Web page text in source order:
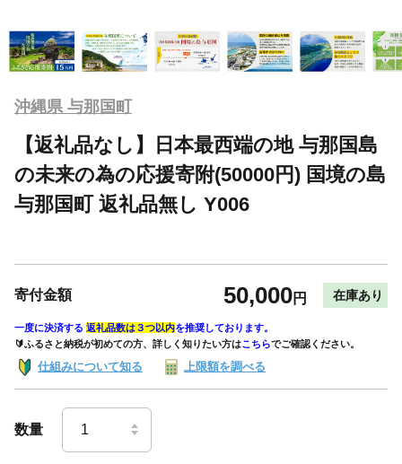
沖縄県 与那国町
【返礼品なし】日本最西端の地 与那国島
の未来の為の応援寄附(50000円) 国境の島
与那国町 返礼品無し Y006
寄付金額 50,000円 在庫あり
一度に決済する 返礼品数は３つ以内を推奨しております。
🔰ふるさと納税が初めての方、詳しく知りたい方はこちらでご確認ください。
仕組みについて知る 上限額を調べる
数量